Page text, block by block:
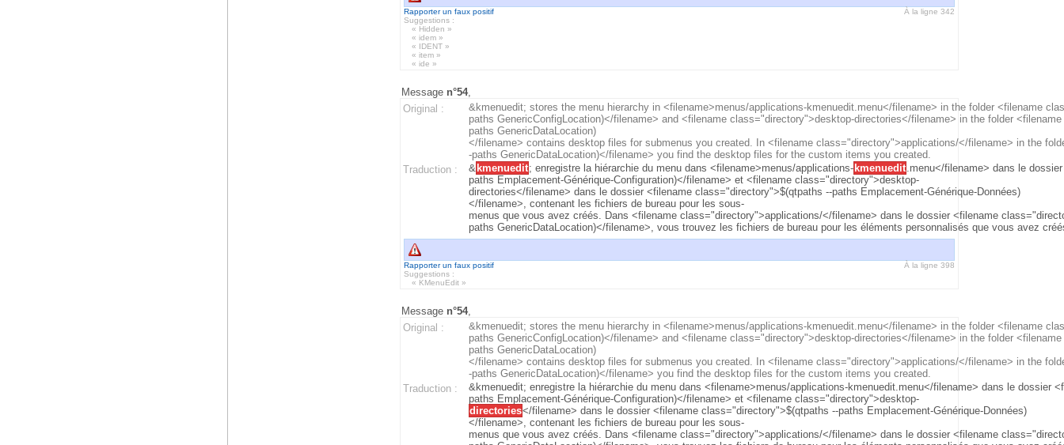
À la ligne 342
Rapporter un faux positif
Suggestions :
« Hidden »
« idem »
« IDENT »
« item »
« ide »
Message n°54,
Original :
&kmenuedit; stores the menu hierarchy in <filename>menus/applications-kmenuedit.menu</filename> in the folder <filename
paths GenericConfigLocation)</filename> and <filename class="directory">desktop-directories</filename> in the folder
paths GenericDataLocation)
</filename> contains desktop files for submenus you created. In <filename class="directory">applications/</filename> in the
-paths GenericDataLocation)</filename> you find the desktop files for the custom items you created.
Traduction :
& kmenuedit; enregistre la hiérarchie du menu dans <filename>menus/applications-kmenuedit .menu</filename> dans le
paths Emplacement-Générique-Configuration)</filename> et <filename class="directory">desktop-
directories</filename> dans le dossier <filename class="directory">$(qtpaths --paths Emplacement-Générique-Données)
</filename>, contenant les fichiers de bureau pour les sous-
menus que vous avez créés. Dans <filename class="directory">applications/</filename> dans le dossier <filename
paths GenericDataLocation)</filename>, vous trouvez les fichiers de bureau pour les éléments personnalisés que vous avez
À la ligne 398
Rapporter un faux positif
Suggestions :
« KMenuEdit »
Message n°54,
Original :
&kmenuedit; stores the menu hierarchy in <filename>menus/applications-kmenuedit.menu</filename> in the folder <filename
paths GenericConfigLocation)</filename> and <filename class="directory">desktop-directories</filename> in the folder
paths GenericDataLocation)
</filename> contains desktop files for submenus you created. In <filename class="directory">applications/</filename> in the
-paths GenericDataLocation)</filename> you find the desktop files for the custom items you created.
Traduction :
&kmenuedit; enregistre la hiérarchie du menu dans <filename>menus/applications-kmenuedit.menu</filename> dans le dossier
paths Emplacement-Générique-Configuration)</filename> et <filename class="directory">desktop-
directories</filename> dans le dossier <filename class="directory">$(qtpaths --paths Emplacement-Générique-Données)
</filename>, contenant les fichiers de bureau pour les sous-
menus que vous avez créés. Dans <filename class="directory">applications/</filename> dans le dossier <filename